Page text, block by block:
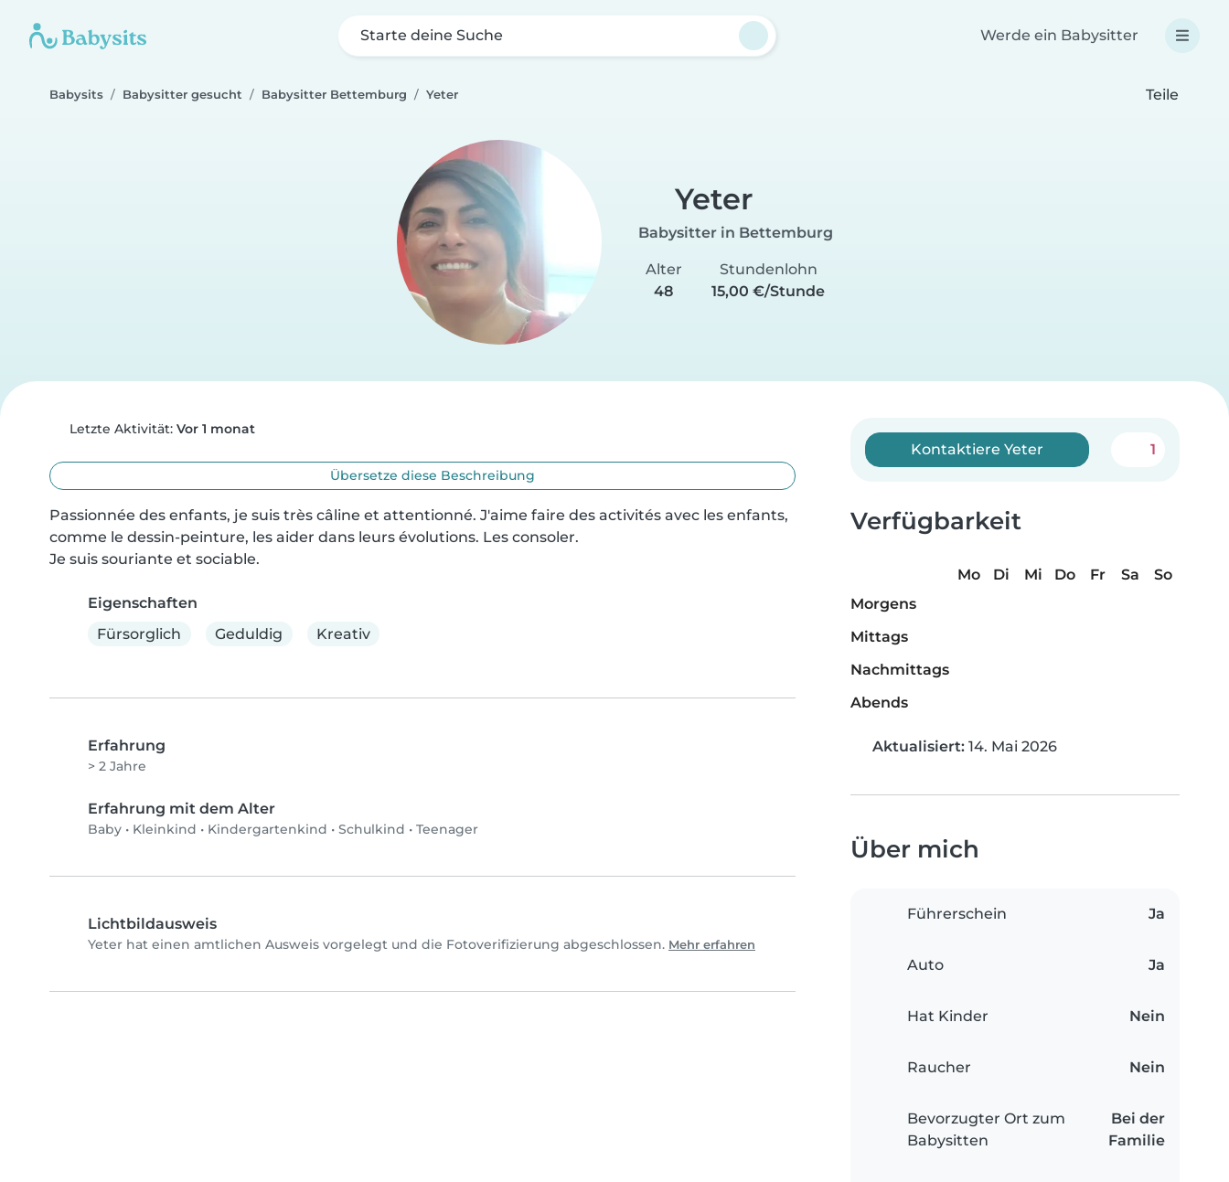
Starte deine Suche Werde ein Babysitter
Babysits Babysitter gesucht Babysitter Bettemburg Yeter Teile
Yeter
Babysitter in Bettemburg
Alter
48
Stundenlohn
15,00 €/Stunde
Letzte Aktivität: Vor 1 monat
Übersetze diese Beschreibung
Passionnée des enfants, je suis très câline et attentionné. J'aime faire des activités avec les enfants,
comme le dessin-peinture, les aider dans leurs évolutions. Les consoler.
Je suis souriante et sociable.
Eigenschaften
Fürsorglich
Geduldig Kreativ
Erfahrung
> 2 Jahre
Erfahrung mit dem Alter
Baby • Kleinkind • Kindergartenkind • Schulkind • Teenager
Lichtbildausweis
Yeter hat einen amtlichen Ausweis vorgelegt und die Fotoverifizierung abgeschlossen. Mehr erfahren
Kontaktiere Yeter 1
Verfügbarkeit
Mo Di Mi Do Fr Sa
So
Morgens
Mittags
Nachmittags
Abends
Aktualisiert: 14. Mai 2026
Über mich
Führerschein Ja
Auto Ja
Hat Kinder Nein
Raucher Nein
Bevorzugter Ort zum
Babysitten
Bei der
Familie